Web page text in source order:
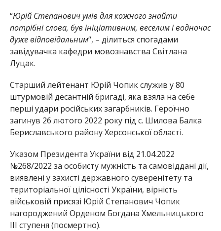
“Юрій Степанович умів для кожного знайти
потрібні слова, був ініціативним, веселим і водночас
дуже відповідальним“, – ділиться спогадами
завідувачка кафедри мовознавства Світлана
Луцак.
Старший лейтенант Юрій Чопик служив у 80
штурмовій десантній бригаді, яка взяла на себе
перші удари російських загарбників. Героїчно
загинув 26 лютого 2022 року під с. Шилова Балка
Бериславського району Херсонської області.
Указом Президента України від 21.04.2022
№268/2022 за особисту мужність та самовіддані дії,
виявлені у захисті державного суверенітету та
територіальної цілісності України, вірність
військовій присязі Юрій Степанович Чопик
нагороджений Орденом Богдана Хмельницького
ІІІ ступеня (посмертно).